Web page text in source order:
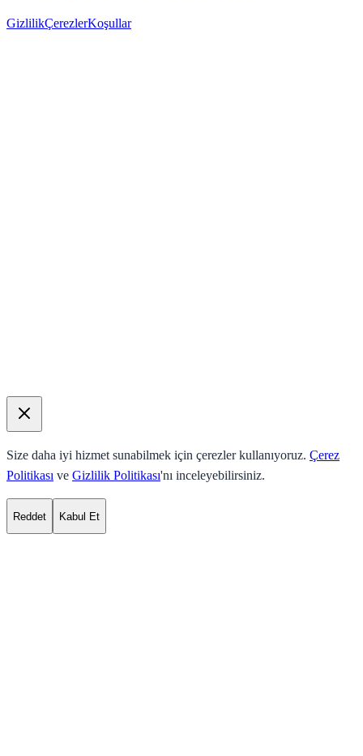
GizlilikÇerezlerKoşullar
Size daha iyi hizmet sunabilmek için çerezler kullanıyoruz. Çerez
Politikası ve Gizlilik Politikası'nı inceleyebilirsiniz.
Reddet Kabul Et